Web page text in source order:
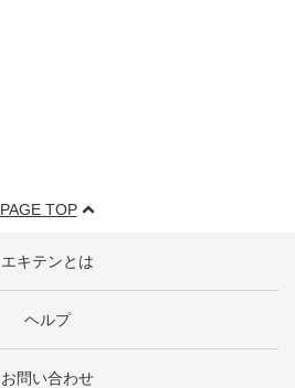
PAGE TOP
エキテンとは
ヘルプ
お問い合わせ